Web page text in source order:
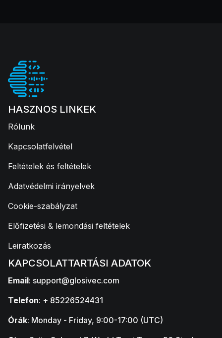
HASZNOS LINKEK
Rólunk
Kapcsolatfelvétel
Feltételek és feltételek
Adatvédelmi irányelvek
Cookie-szabályzat
Előfizetési & lemondási feltételek
Leiratkozás
KAPCSOLATTARTÁSI ADATOK
Email: support@glosivec.com
Telefon: + 85226524431
Órák: Monday - Friday, 9:00-17:00 (UTC)